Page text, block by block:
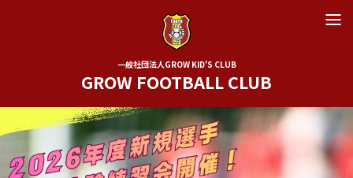
一般社団法人GROW KID'S CLUB
GROW FOOTBALL CLUB